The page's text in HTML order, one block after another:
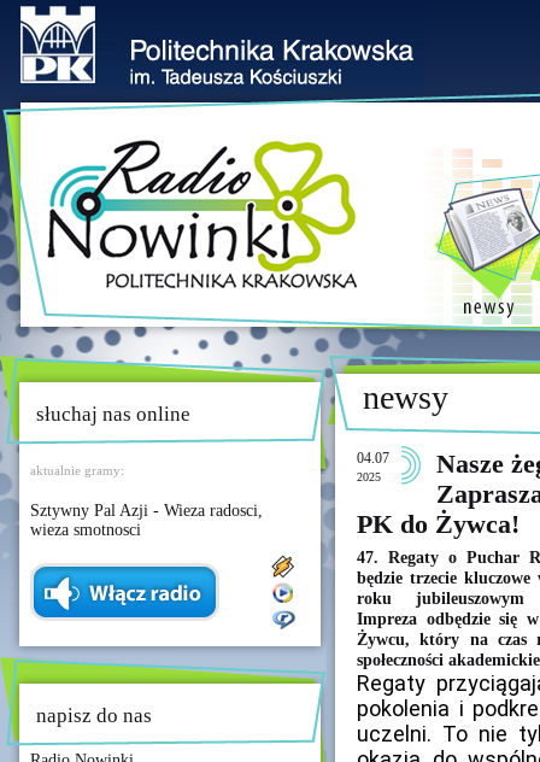
słuchaj nas online
aktualnie gramy:
Sztywny Pal Azji - Wieza radosci,
wieza smotnosci
napisz do nas
newsy
04.07
2025
Nasze
PK do Żywca!
47. Regaty o Puchar
będzie trzecie
roku jubileuszowym
Impreza odbędzie się
Żywcu, który na czas
społeczności
Regaty
pokolenia i
uczelni. To nie